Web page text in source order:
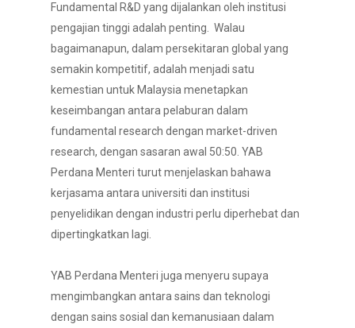
Fundamental R&D yang dijalankan oleh institusi
pengajian tinggi adalah penting. Walau
bagaimanapun, dalam persekitaran global yang
semakin kompetitif, adalah menjadi satu
kemestian untuk Malaysia menetapkan
keseimbangan antara pelaburan dalam
fundamental research dengan market-driven
research, dengan sasaran awal 50:50. YAB
Perdana Menteri turut menjelaskan bahawa
kerjasama antara universiti dan institusi
penyelidikan dengan industri perlu diperhebat dan
dipertingkatkan lagi.
YAB Perdana Menteri juga menyeru supaya
mengimbangkan antara sains dan teknologi
dengan sains sosial dan kemanusiaan dalam